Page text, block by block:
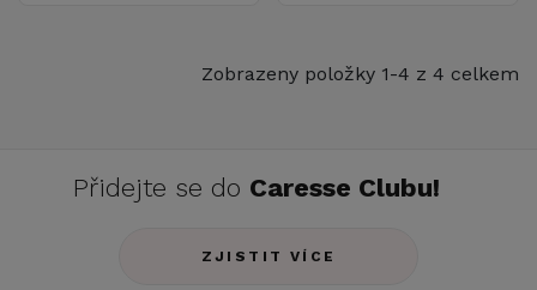
Zobrazeny položky 1-4 z 4 celkem
Přidejte se do Caresse Clubu!
ZJISTIT VÍCE